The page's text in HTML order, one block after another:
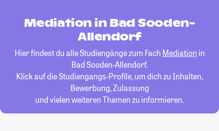
Mediation in Bad Sooden-
Allendorf
Hier findest du alle Studiengänge zum Fach Mediation in
Bad Sooden-Allendorf.
Klick auf die Studiengangs-Profile, um dich zu Inhalten,
Bewerbung, Zulassung
und vielen weiteren Themen zu informieren.